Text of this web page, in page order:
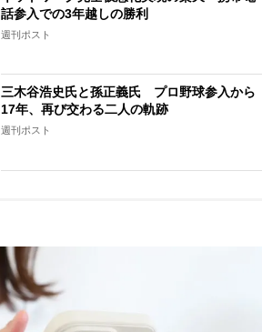
話参入での3年越しの勝利
週刊ポスト
三木谷浩史氏と孫正義氏 プロ野球参入から
17年、再び交わる二人の軌跡
週刊ポスト